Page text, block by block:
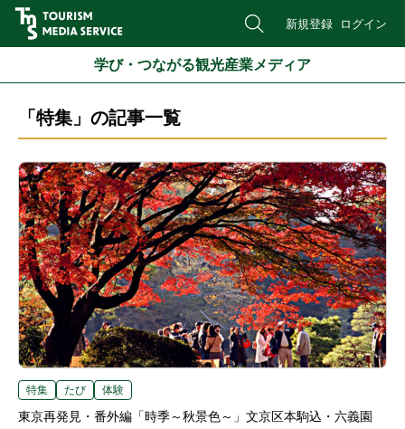
新規登録 ログイン
学び・つながる観光産業メディア
「特集」の記事一覧
特集 たび 体験
東京再発見・番外編「時季～秋景色～」文京区本駒込・六義園